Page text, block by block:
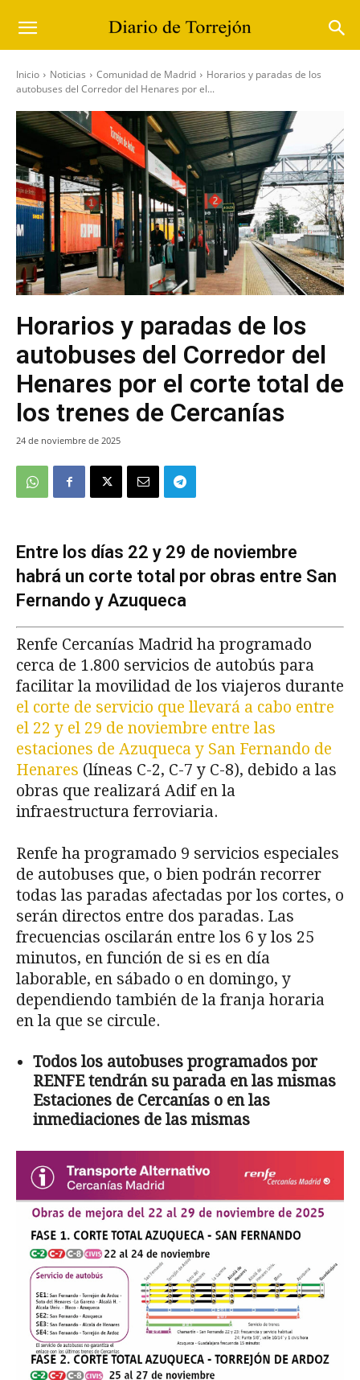
Inicio Noticias Comunidad de Madrid
Horarios y paradas de los
autobuses del Corredor del Henares por el...
Horarios y paradas de los
autobuses del Corredor del
Henares por el corte total de
los trenes de Cercanías
24 de noviembre de 2025
Entre los días 22 y 29 de noviembre
habrá un corte total por obras entre San
Fernando y Azuqueca
Renfe Cercanías Madrid ha programado
cerca de 1.800 servicios de autobús para
facilitar la movilidad de los viajeros durante
el corte de servicio que llevará a cabo entre
el 22 y el 29 de noviembre entre las
estaciones de Azuqueca y San Fernando de
Henares (líneas C-2, C-7 y C-8), debido a las
obras que realizará Adif en la
infraestructura ferroviaria.
Renfe ha programado 9 servicios especiales
de autobuses que, o bien podrán recorrer
todas las paradas afectadas por los cortes, o
serán directos entre dos paradas. Las
frecuencias oscilarán entre los 6 y los 25
minutos, en función de si es en día
laborable, en sábado o en domingo, y
dependiendo también de la franja horaria
en la que se circule.
Todos los autobuses programados por
RENFE tendrán su parada en las mismas
Estaciones de Cercanías o en las
inmediaciones de las mismas